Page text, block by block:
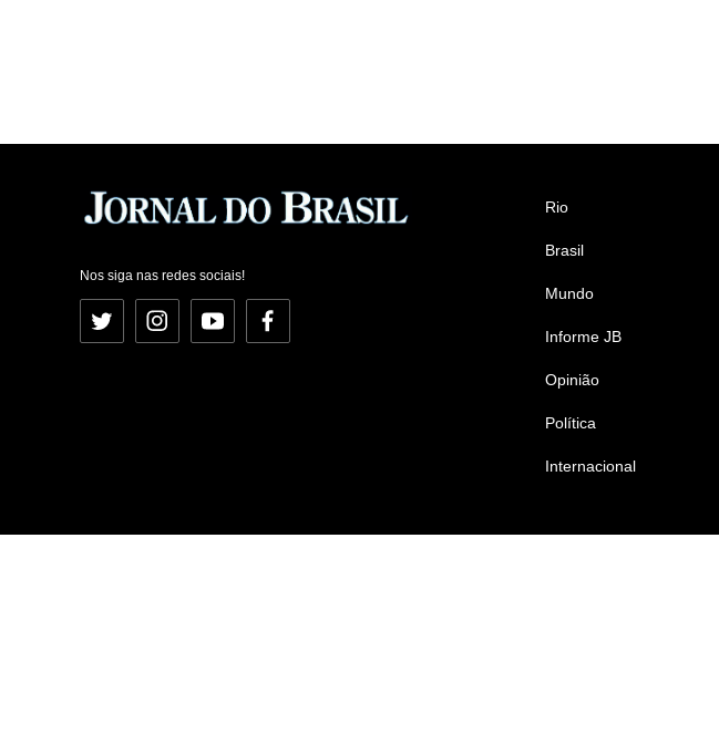
Nos siga nas redes sociais!
Twitter InstagramYouTubeFacebook
Rio
Brasil
Mundo
Informe JB
Opinião
Política
Internacional